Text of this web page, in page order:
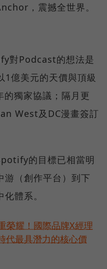
，震撼全世界。
對Podcast的想法是
億美元的天價與頂級
獨家協議；隔月更
West及DC漫畫簽訂
的目標已相當明
游（創作平台）到下
體系。
榮耀！國際品牌X經理
代最具潛力的核心價